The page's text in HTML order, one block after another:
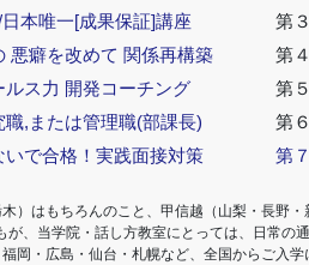
本唯一[成果保証]講座
悪癖を改めて 関係再構築
ス力 開発コーチング
,または管理職(部課長)
で合格！実践面接対策
第
第
第
第
第
）はもちろんのこと、甲信越（山梨・長野
、当学院・話し方教室にとっては、日常の通
岡・広島・仙台・札幌など、全国からご入学